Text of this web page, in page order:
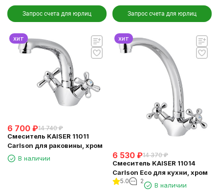
Запрос счета для юрлиц Запрос счета для юрлиц
хит
6 700 ₽14 740 ₽
Смеситель KAISER 11011
Carlson для раковины, хром
В наличии
хит
6 530 ₽14 370 ₽
Смеситель KAISER 11014
Carlson Eco для кухни, хром
5.0 2
В наличии